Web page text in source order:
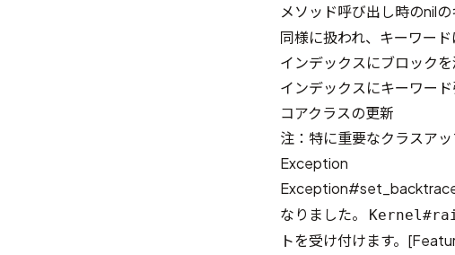
メソッド呼び出し時のnil
同様に扱われ、キーワー
インデックスにブロック
インデックスにキーワー
コアクラスの更新
注：特に重要なクラスア
Exception
なりました。
トを受け付けます。[